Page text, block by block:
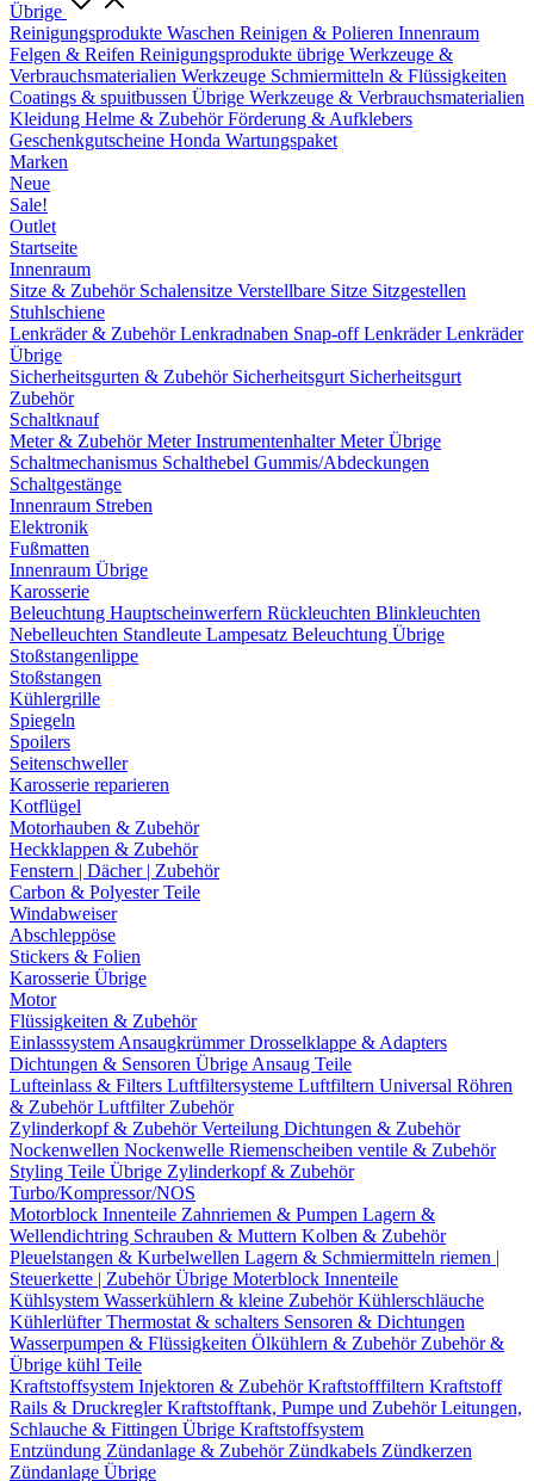
Übrige
Reinigungsprodukte Waschen Reinigen & Polieren Innenraum
Felgen & Reifen Reinigungsprodukte übrige Werkzeuge &
Verbrauchsmaterialien Werkzeuge Schmiermitteln & Flüssigkeiten
Coatings & spuitbussen Übrige Werkzeuge & Verbrauchsmaterialien
Kleidung Helme & ZubehörFörderung & Aufklebers
Geschenkgutscheine Honda Wartungspaket
Marken
Neue
Sale!
Outlet
Startseite
Innenraum
Sitze & Zubehör Schalensitze Verstellbare Sitze Sitzgestellen
Stuhlschiene
Lenkräder & ZubehörLenkradnaben Snap-offLenkräderLenkräder
Übrige
Sicherheitsgurten & Zubehör Sicherheitsgurt Sicherheitsgurt
Zubehör
Schaltknauf
Meter & ZubehörMeterInstrumentenhalterMeter Übrige
Schaltmechanismus Schalthebel Gummis/Abdeckungen
Schaltgestänge
Innenraum Streben
Elektronik
Fußmatten
Innenraum Übrige
Karosserie
Beleuchtung Hauptscheinwerfern Rückleuchten Blinkleuchten
Nebelleuchten Standleute Lampesatz Beleuchtung Übrige
Stoßstangenlippe
Stoßstangen
Kühlergrille
Spiegeln
Spoilers
Seitenschweller
Karosserie reparieren
Kotflügel
Motorhauben & Zubehör
Heckklappen & Zubehör
Fenstern | Dächer | Zubehör
Carbon & Polyester Teile
Windabweiser
Abschleppöse
Stickers & Folien
Karosserie Übrige
Motor
Flüssigkeiten & Zubehör
Einlasssystem AnsaugkrümmerDrosselklappe & Adapters
Dichtungen & Sensoren Übrige Ansaug Teile
Lufteinlass & Filters Luftfiltersysteme Luftfiltern Universal Röhren
& ZubehörLuftfilter Zubehör
Zylinderkopf & ZubehörVerteilung Dichtungen & Zubehör
Nockenwellen Nockenwelle Riemenscheiben ventile & Zubehör
Styling Teile Übrige Zylinderkopf & Zubehör
Turbo/Kompressor/NOS
Motorblock Innenteile Zahnriemen & Pumpen Lagern &
Wellendichtring Schrauben & Muttern Kolben & Zubehör
Pleuelstangen & Kurbelwellen Lagern & Schmiermitteln riemen |
Steuerkette | ZubehörÜbrige Moterblock Innenteile
Kühlsystem Wasserkühlern & kleine ZubehörKühlerschläuche
KühlerlüfterThermostat & schalters Sensoren & Dichtungen
Wasserpumpen & Flüssigkeiten Ölkühlern & Zubehör Zubehör &
Übrige kühl Teile
Kraftstoffsystem Injektoren & ZubehörKraftstofffiltern Kraftstoff
Rails & DruckreglerKraftstofftank, Pumpe und ZubehörLeitungen,
Schlauche & Fittingen Übrige Kraftstoffsystem
Entzündung Zündanlage & Zubehör Zündkabels Zündkerzen
Zündanlage Übrige